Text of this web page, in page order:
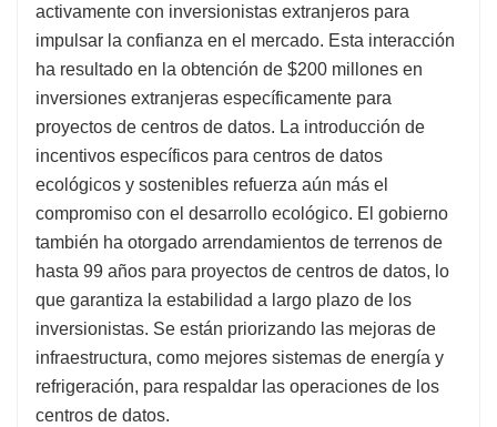
activamente con inversionistas extranjeros para
impulsar la confianza en el mercado. Esta interacción
ha resultado en la obtención de $200 millones en
inversiones extranjeras específicamente para
proyectos de centros de datos. La introducción de
incentivos específicos para centros de datos
ecológicos y sostenibles refuerza aún más el
compromiso con el desarrollo ecológico. El gobierno
también ha otorgado arrendamientos de terrenos de
hasta 99 años para proyectos de centros de datos, lo
que garantiza la estabilidad a largo plazo de los
inversionistas. Se están priorizando las mejoras de
infraestructura, como mejores sistemas de energía y
refrigeración, para respaldar las operaciones de los
centros de datos.